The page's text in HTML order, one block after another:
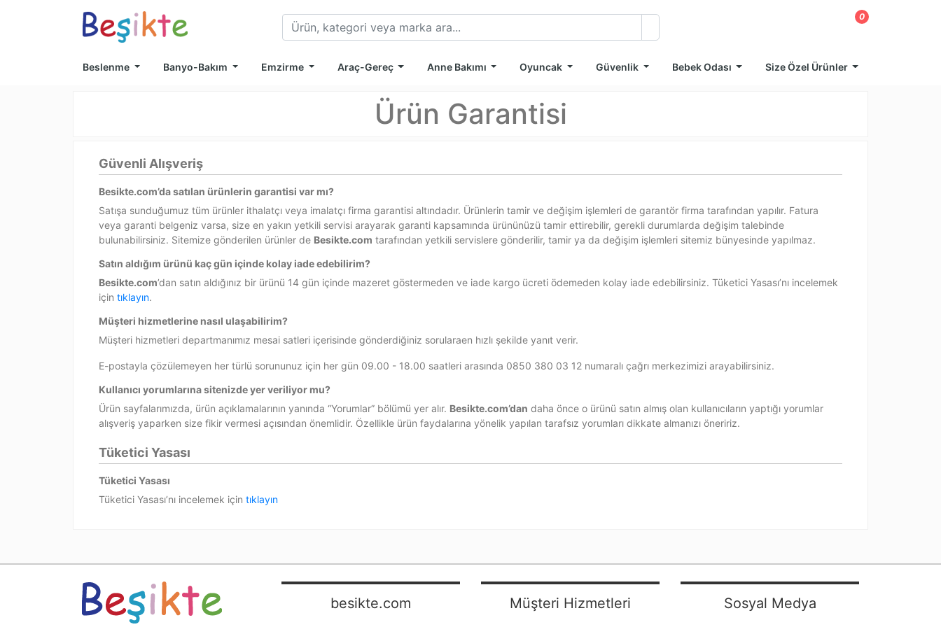
0
Beslenme Banyo-Bakım Emzirme Araç-Gereç Anne Bakımı Oyuncak Güvenlik Bebek Odası Size Özel Ürünler
Ürün Garantisi
Güvenli Alışveriş
Besikte.com’da satılan ürünlerin garantisi var mı?
Satışa sunduğumuz tüm ürünler ithalatçı veya imalatçı firma garantisi altındadır. Ürünlerin tamir ve değişim işlemleri de garantör firma tarafından yapılır. Fatura
veya garanti belgeniz varsa, size en yakın yetkili servisi arayarak garanti kapsamında ürününüzü tamir ettirebilir, gerekli durumlarda değişim talebinde
bulunabilirsiniz. Sitemize gönderilen ürünler de Besikte.com tarafından yetkili servislere gönderilir, tamir ya da değişim işlemleri sitemiz bünyesinde yapılmaz.
Satın aldığım ürünü kaç gün içinde kolay iade edebilirim?
Besikte.com’dan satın aldığınız bir ürünü 14 gün içinde mazeret göstermeden ve iade kargo ücreti ödemeden kolay iade edebilirsiniz. Tüketici Yasası’nı incelemek
içintıklayın.
Müşteri hizmetlerine nasıl ulaşabilirim?
Müşteri hizmetleri departmanımız mesai satleri içerisinde gönderdiğiniz sorularaen hızlı şekilde yanıt verir.
E-postayla çözülemeyen her türlü sorununuz için her gün 09.00 - 18.00 saatleri arasında 0850 380 03 12 numaralı çağrı merkezimizi arayabilirsiniz.
Kullanıcı yorumlarına sitenizde yer veriliyor mu?
Ürün sayfalarımızda, ürün açıklamalarının yanında “Yorumlar” bölümü yer alır. Besikte.com’dan daha önce o ürünü satın almış olan kullanıcıların yaptığı yorumlar
alışveriş yaparken size fikir vermesi açısından önemlidir. Özellikle ürün faydalarına yönelik yapılan tarafsız yorumları dikkate almanızı öneririz.
Tüketici Yasası
Tüketici Yasası
Tüketici Yasası’nı incelemek içintıklayın
besikte.com Müşteri Hizmetleri Sosyal Medya